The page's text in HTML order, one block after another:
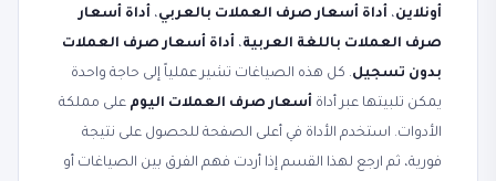
أونلاين، أداة أسعار صرف العملات بالعربي، أداة أسعار
صرف العملات باللغة العربية، أداة أسعار صرف العملات
بدون تسجيل. كل هذه الصياغات تشير عملياً إلى حاجة واحدة
يمكن تلبيتها عبر أداة أسعار صرف العملات اليوم على مملكة
الأدوات. استخدم الأداة في أعلى الصفحة للحصول على نتيجة
فورية، ثم ارجع لهذا القسم إذا أردت فهم الفرق بين الصياغات أو